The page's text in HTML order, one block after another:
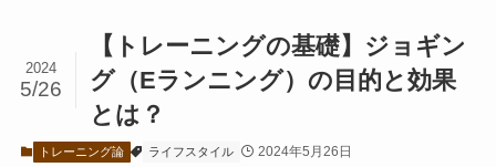
【トレーニングの基礎】ジョギン
グ（Eランニング）の目的と効果
とは？
2024
5/26
トレーニング論 ライフスタイル 2024年5月26日